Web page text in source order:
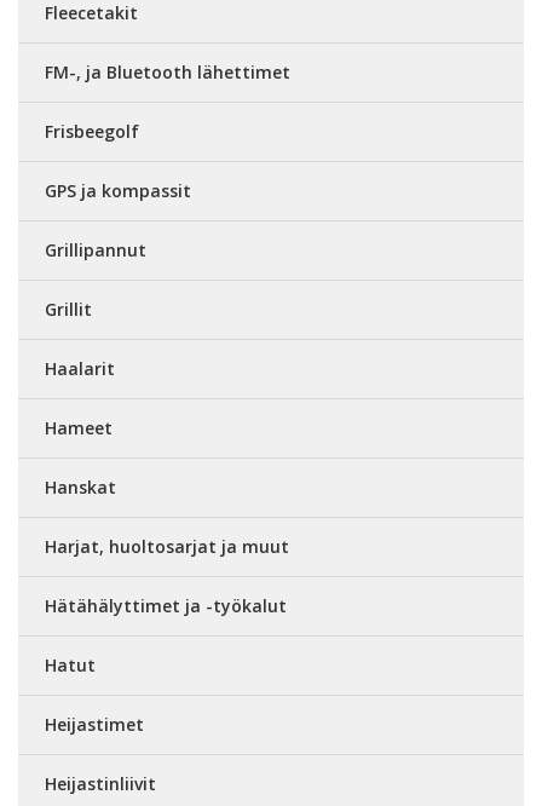
Fleecetakit
FM-, ja Bluetooth lähettimet
Frisbeegolf
GPS ja kompassit
Grillipannut
Grillit
Haalarit
Hameet
Hanskat
Harjat, huoltosarjat ja muut
Hätähälyttimet ja -työkalut
Hatut
Heijastimet
Heijastinliivit